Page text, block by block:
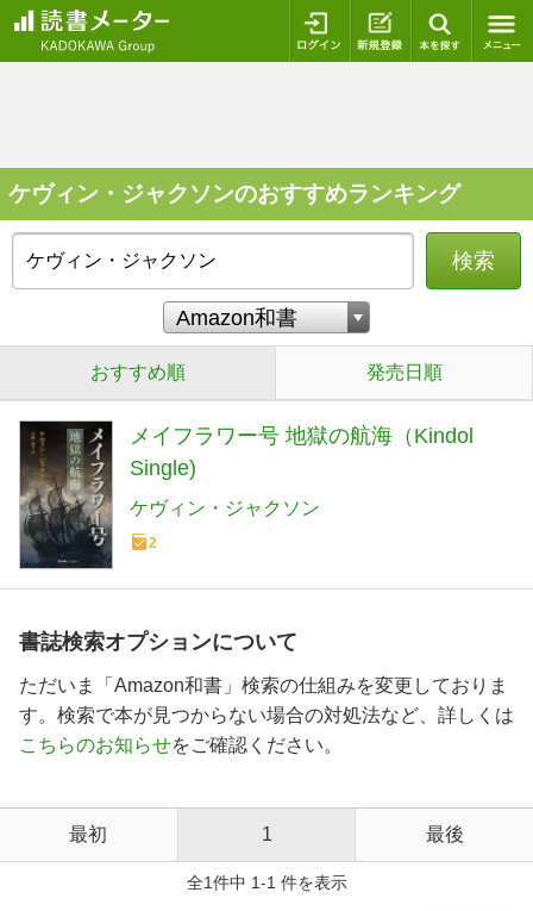
ログイン 新規登録
ケヴィン・ジャクソンのおすすめランキング
検索
おすすめ順 発売日順
メイフラワー号 地獄の航海（Kindol
Single)
ケヴィン・ジャクソン
2
書誌検索オプションについて
ただいま「Amazon和書」検索の仕組みを変更しておりま
す。検索で本が見つからない場合の対処法など、詳しくは
こちらのお知らせをご確認ください。
最初 1 最後
全1件中 1-1 件を表示